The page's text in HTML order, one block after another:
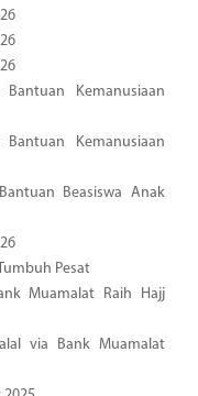
Kemanusiaan
Kemanusiaan
Beasiswa Anak
Pesat
Muamalat Raih Hajj
via Bank Muamalat